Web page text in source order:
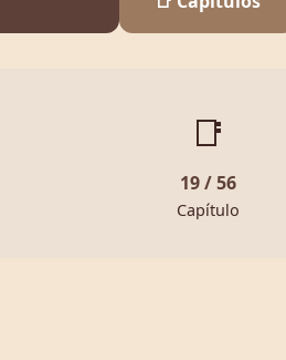
📑
19 / 56
Capítulo